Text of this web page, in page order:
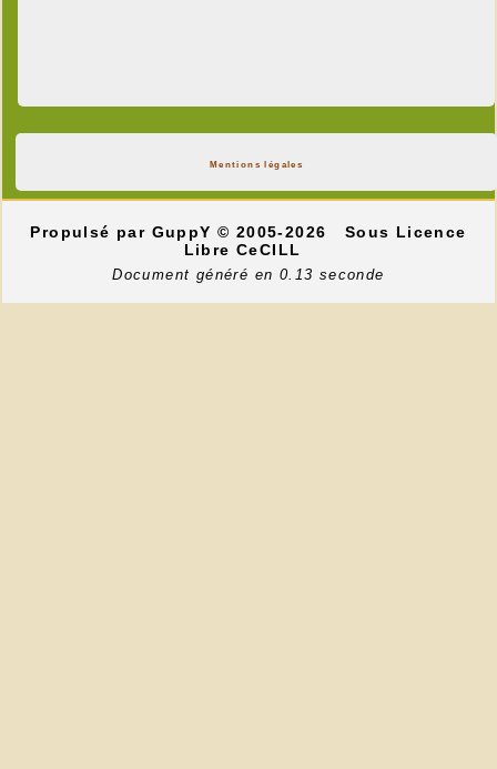
Mentions légales
Propulsé par GuppY© 2005-2026
Sous Licence
Libre CeCILL
Document généré en 0.13 seconde